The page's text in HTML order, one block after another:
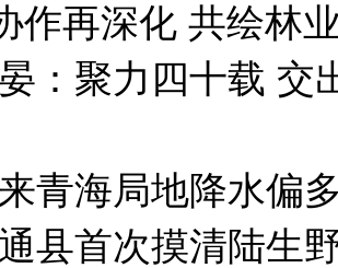
作再深化 共绘林
：聚力四十载 交
青海局地降水偏
县首次摸清陆生